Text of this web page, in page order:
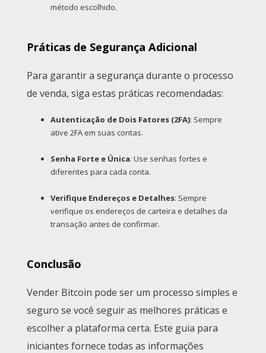
método escolhido.
Práticas de Segurança Adicional
Para garantir a segurança durante o processo
de venda, siga estas práticas recomendadas:
Autenticação de Dois Fatores (2FA): Sempre
ative 2FA em suas contas.
Senha Forte e Única: Use senhas fortes e
diferentes para cada conta.
Verifique Endereços e Detalhes: Sempre
verifique os endereços de carteira e detalhes da
transação antes de confirmar.
Conclusão
Vender Bitcoin pode ser um processo simples e
seguro se você seguir as melhores práticas e
escolher a plataforma certa. Este guia para
iniciantes fornece todas as informações